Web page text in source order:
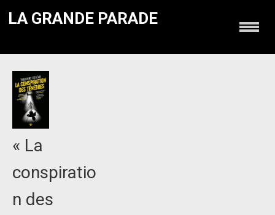
LA GRANDE PARADE
« La
conspiratio
n des